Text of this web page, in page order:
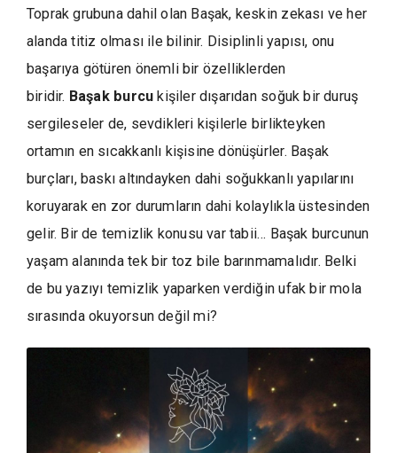
Toprak grubuna dahil olan Başak, keskin zekası ve her
alanda titiz olması ile bilinir. Disiplinli yapısı, onu
başarıya götüren önemli bir özelliklerden
biridir. Başak burcu kişiler dışarıdan soğuk bir duruş
sergileseler de, sevdikleri kişilerle birlikteyken
ortamın en sıcakkanlı kişisine dönüşürler. Başak
burçları, baskı altındayken dahi soğukkanlı yapılarını
koruyarak en zor durumların dahi kolaylıkla üstesinden
gelir. Bir de temizlik konusu var tabii… Başak burcunun
yaşam alanında tek bir toz bile barınmamalıdır. Belki
de bu yazıyı temizlik yaparken verdiğin ufak bir mola
sırasında okuyorsun değil mi?